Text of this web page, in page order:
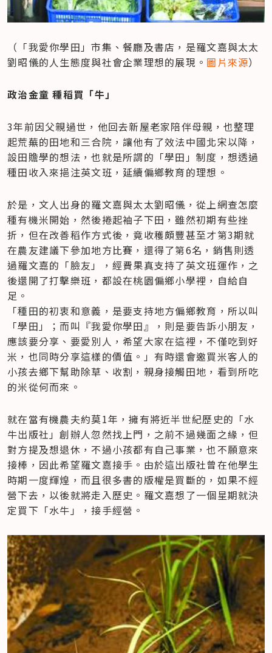
（「我愛你學田」市集、餐廳及書店，是羅文嘉與太太
劉昭儀的人生態度與社會企業理想的展現。 圖片來源）
政治金童 種稻買「牛」
3年前因父親過世，他回去新屋老家陪伴母親，也整理
起荒蕪的田地和三合院，讓他有了效法中國北宋以降，
設田贍學的想法，也就是所謂的「學田」制度，想透過
種田收入來挹注英文班，延續偏鄉教育的理想。
於是，文人出身的羅文嘉與太太劉昭儀，從上網查怎麼
種有機米開始，然後捲起袖子下田，雖然初期有些挫
折，但在改善稻作方式後，竟收穫頗豐甚至才第3期就
在農友建議下參加地方比賽，還得了第6名，銷售則透
過羅文嘉的「臉友」，經費果真支持了英文班運作，之
後還開了打擊樂班，都設在桃園偏鄉小學裡，自給自
足。
「種田的初衷和意義，是要支持地方偏鄉教育，所以叫
「學田」；而叫『我愛你學田』，則是要告訴小朋友，
應該要分享、要愛別人，希望大家在這裡，不僅吃到好
米，也同時分享這樣的價值。」有時還會邀買米客人的
小孩去鄉下幫助除草、收割，親身接觸田地，看到所吃
的米從何而來。
就在當有機農夫約莫1年，擁有將近半世紀歷史的「水
牛出版社」創辦人忽然找上門，之前不過幾面之緣，但
對方提及想退休，不過小孩都有自己事業，也不願意來
接棒，因此希望羅文嘉接手。由於這出版社曾在他學生
時期一度輝煌，而且很多書的版權是買斷的，如果不經
營下去，以後就將走入歷史。羅文嘉想了一個星期就決
定買下「水牛」，接手經營。